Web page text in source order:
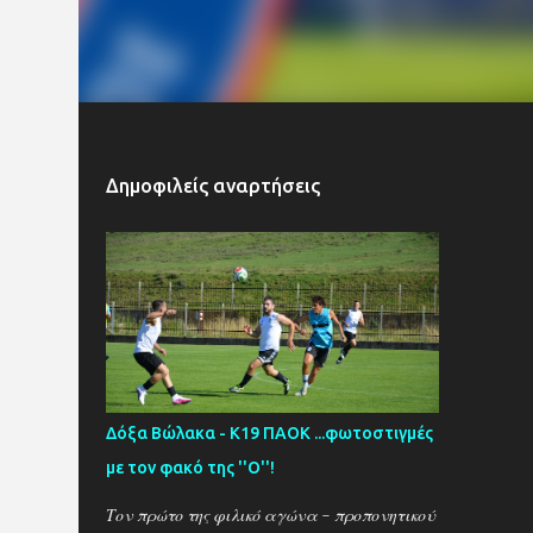
Δημοφιλείς αναρτήσεις
Δόξα Βώλακα - Κ19 ΠΑΟΚ ...φωτοστιγμές
με τον φακό της ''Ο''!
Τον πρώτο της φιλικό αγώνα - προπονητικού